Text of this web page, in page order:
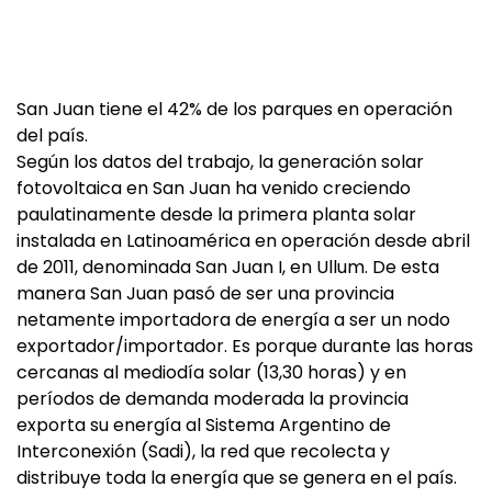
San Juan tiene el 42% de los parques en operación
del país.
Según los datos del trabajo, la generación solar
fotovoltaica en San Juan ha venido creciendo
paulatinamente desde la primera planta solar
instalada en Latinoamérica en operación desde abril
de 2011, denominada San Juan I, en Ullum. De esta
manera San Juan pasó de ser una provincia
netamente importadora de energía a ser un nodo
exportador/importador. Es porque durante las horas
cercanas al mediodía solar (13,30 horas) y en
períodos de demanda moderada la provincia
exporta su energía al Sistema Argentino de
Interconexión (Sadi), la red que recolecta y
distribuye toda la energía que se genera en el país.